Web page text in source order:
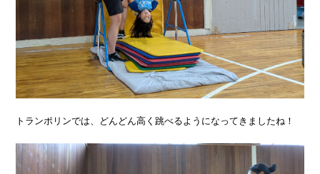
トランポリンでは、どんどん高く跳べるようになってきましたね！